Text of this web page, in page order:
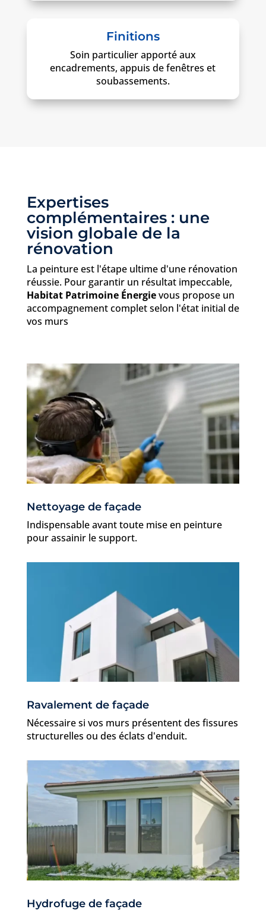
Finitions
Soin particulier apporté aux
encadrements, appuis de fenêtres et
soubassements.
Expertises
complémentaires : une
vision globale de la
rénovation
La peinture est l'étape ultime d'une rénovation
réussie. Pour garantir un résultat impeccable,
Habitat Patrimoine Énergievous propose un
accompagnement complet selon l'état initial de
vos murs
Nettoyage de façade
Indispensable avant toute mise en peinture
pour assainir le support.
Ravalement de façade
Nécessaire si vos murs présentent des fissures
structurelles ou des éclats d'enduit.
Hydrofuge de façade